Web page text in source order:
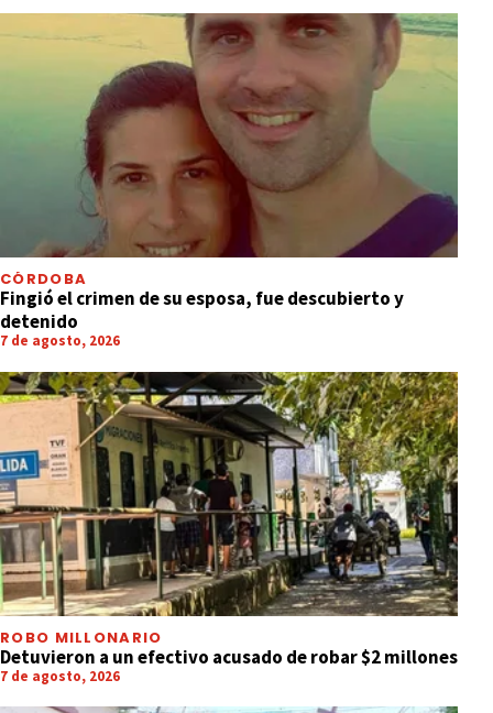
CÓRDOBA
Fingió el crimen de su esposa, fue descubierto y
detenido
7 de agosto, 2026
ROBO MILLONARIO
Detuvieron a un efectivo acusado de robar $2 millones
7 de agosto, 2026